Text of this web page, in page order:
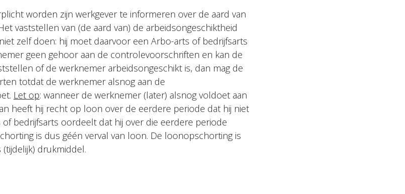
worden zijn werkgever te informeren over de aard van
vaststellen van (de aard van) de arbeidsongeschiktheid
zelf doen: hij moet daarvoor een Arbo-arts of bedrijfsarts
geen gehoor aan de controlevoorschriften en kan de
of de werknemer arbeidsongeschikt is, dan mag de
totdat de werknemer alsnog aan de
Let op: wanneer de werknemer (later) alsnog voldoet aan
heeft hij recht op loon over de eerdere periode dat hij niet
bedrijfsarts oordeelt dat hij over die eerdere periode
is dus géén verval van loon. De loonopschorting is
drukmiddel.